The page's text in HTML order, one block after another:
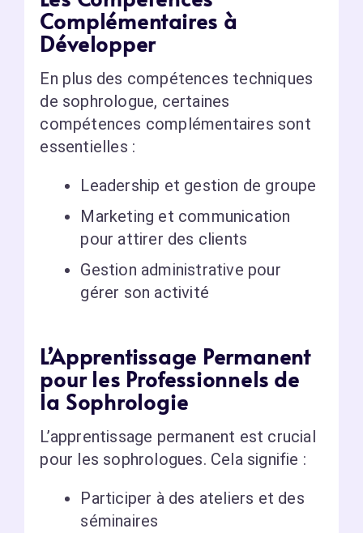
Complémentaires à
Développer
En plus des compétences techniques
de sophrologue, certaines
compétences complémentaires sont
essentielles :
Leadership et gestion de groupe
Marketing et communication
pour attirer des clients
Gestion administrative pour
gérer son activité
L’Apprentissage Permanent
pour les Professionnels de
la Sophrologie
L’apprentissage permanent est crucial
pour les sophrologues. Cela signifie :
Participer à des ateliers et des
séminaires